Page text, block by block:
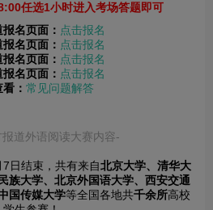
任选1小时进入考场答题即可
名页面： 点击报名
名页面： 点击报名
名页面： 点击报名
名页面： 点击报名
： 常见问题解答
道外语阅读大赛内容-
日结束，共有来自北京大学、清华大
族大学、北京外国语大学、西安交通
国传媒大学等全国各地共千余所高校